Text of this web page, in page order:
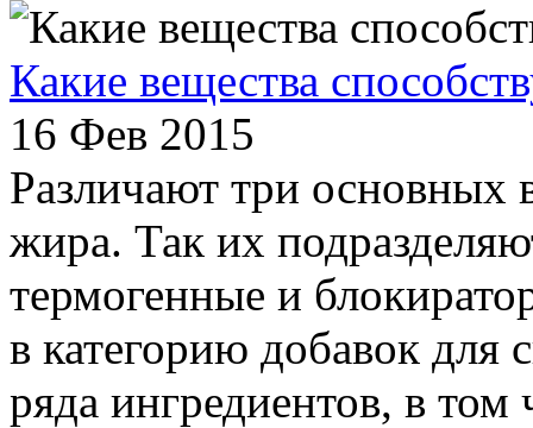
Какие вещества
16 Фев 2015
Различают три основных
жира. Так их
термогенные и
в категорию добавок для
ряда ингредиентов, в том